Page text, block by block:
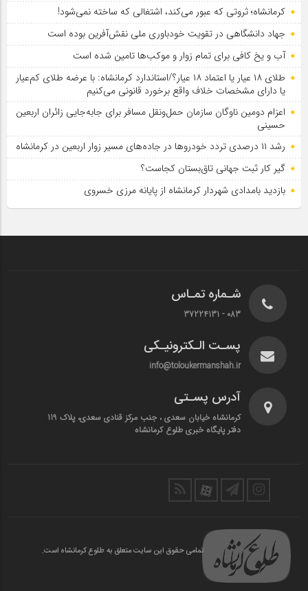
کرمانشاه؛ ثروتی که عبور می‌کند، اشتغالی که ساخته نمی‌شود!
جهاد دانشگاهی در تقویت خودباوری ملی نقش‌آفرین بوده است
آب و یخ کافی برای تمام زوار و موکب‌ها تامین شده است
طلای ۱۸ عیار یا اعتماد ۱۸ عیار؟/استاندارد کرمانشاه: با عرضه طلای کم‌عیار
یا دارای مشخصات خلاف واقع برخورد قانونی می‌کنیم
اعزام دومین ناوگان سازمان حمل‌ونقل مسافر برای جابه‌جایی زائران اربعین
حسینی
رشد ۱۱ درصدی تردد خودروها در جاده‌های مسیر زوار اربعین در کرمانشاه
گیر کار ثبت جهانی تاق‌بستان کجاست؟
بازدید بامدادی شهردار کرمانشاه از پایانه مرزی خسروی
شـماره تمـاس
083 - 37224131
پسـت الـکترونیـکی
info@toloukermanshah.ir
آدرس پسـتی
کرمانشاه خیابان سعدی ، جنب مرکز قنادی سعدی، پلاک 119
دفتر پایگاه خبری طلوع کرمانشاه
تمامی حقوق این سایت متعلق به طلوع کرمانشاه است.